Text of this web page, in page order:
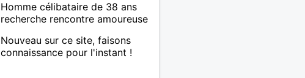
Homme célibataire de 38 ans
recherche rencontre amoureuse
Nouveau sur ce site, faisons
connaissance pour l'instant !